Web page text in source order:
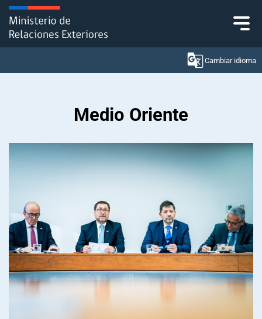
Click acá para ir directamente al contenido
Cambiar idioma
Política Exterior
Servicios ciudadanos
Subsecretaría de Relaciones Económicas
Internacionales
Sala de prensa
Medio Oriente